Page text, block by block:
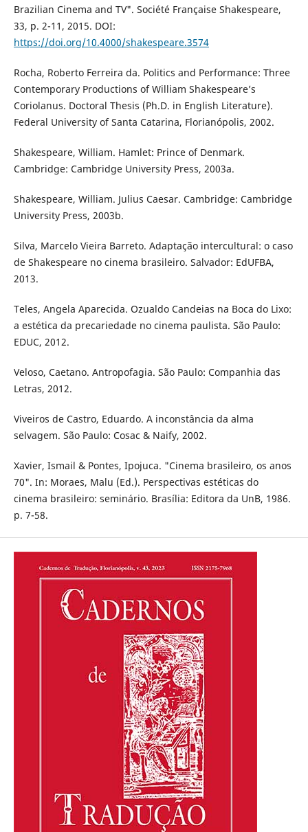
Brazilian Cinema and TV". Société Française Shakespeare,
33, p. 2-11, 2015. DOI:
https://doi.org/10.4000/shakespeare.3574
Rocha, Roberto Ferreira da. Politics and Performance: Three
Contemporary Productions of William Shakespeare’s
Coriolanus. Doctoral Thesis (Ph.D. in English Literature).
Federal University of Santa Catarina, Florianópolis, 2002.
Shakespeare, William. Hamlet: Prince of Denmark.
Cambridge: Cambridge University Press, 2003a.
Shakespeare, William. Julius Caesar. Cambridge: Cambridge
University Press, 2003b.
Silva, Marcelo Vieira Barreto. Adaptação intercultural: o caso
de Shakespeare no cinema brasileiro. Salvador: EdUFBA,
2013.
Teles, Angela Aparecida. Ozualdo Candeias na Boca do Lixo:
a estética da precariedade no cinema paulista. São Paulo:
EDUC, 2012.
Veloso, Caetano. Antropofagia. São Paulo: Companhia das
Letras, 2012.
Viveiros de Castro, Eduardo. A inconstância da alma
selvagem. São Paulo: Cosac & Naify, 2002.
Xavier, Ismail & Pontes, Ipojuca. "Cinema brasileiro, os anos
70". In: Moraes, Malu (Ed.). Perspectivas estéticas do
cinema brasileiro: seminário. Brasília: Editora da UnB, 1986.
p. 7-58.